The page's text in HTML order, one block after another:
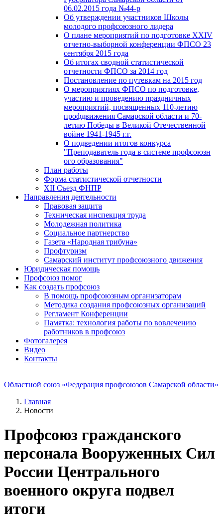
06.02.2015 года №44-р
Об утверждении участников Школы
молодого профсоюзного лидера
О плане мероприятий по подготовке XXIV
отчетно-выборной конференции ФПСО 23
сентября 2015 года
Об итогах сводной статистической
отчетности ФПСО за 2014 год
Постановление по путевкам на 2015 год
О мероприятиях ФПСО по подготовке,
участию и проведению праздничных
мероприятий, посвященных 110-летию
профдвижения Самарской области и 70-
летию Победы в Великой Отечественной
войне 1941-1945 г.г.
О подведении итогов конкурса
"Преподаватель года в системе профсоюзн
ого образования"
План работы
Форма статистической отчетности
XII Съезд ФНПР
Направления деятельности
Правовая защита
Техническая инспекция труда
Молодежная политика
Социальное партнерство
Газета «Народная трибуна»
Профтуризм
Самарский институт профсоюзного движения
Юридическая помощь
Профсоюз помог
Как создать профсоюз
В помощь профсоюзным организаторам
Методика создания профсоюзных организаций
Регламент Конференции
Памятка: технология работы по вовлечению
работников в профсоюз
Фотогалерея
Видео
Контакты
Областной союз «Федерация профсоюзов Самарской области»
Главная
Новости
Профсоюз гражданского
персонала Вооруженных Сил
России Центрального
военного округа подвел
итоги